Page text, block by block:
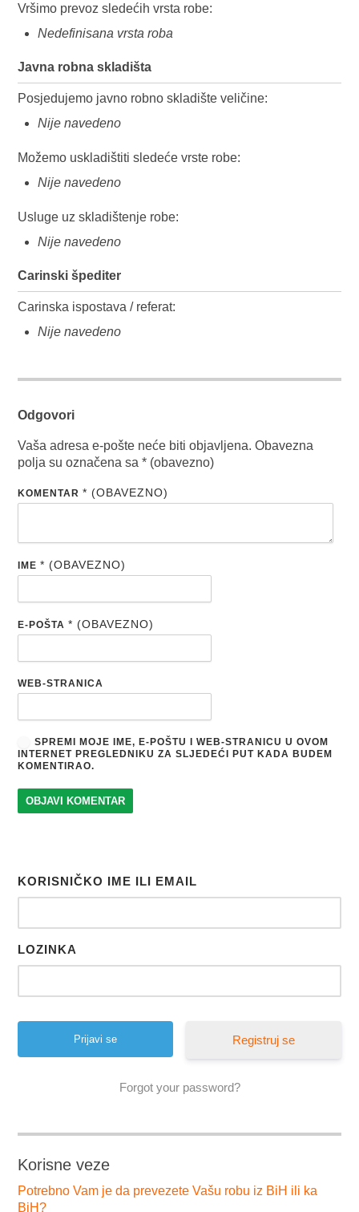
Vršimo prevoz sledećih vrsta robe:
Nedefinisana vrsta roba
Javna robna skladišta
Posjedujemo javno robno skladište veličine:
Nije navedeno
Možemo uskladištiti sledeće vrste robe:
Nije navedeno
Usluge uz skladištenje robe:
Nije navedeno
Carinski špediter
Carinska ispostava / referat:
Nije navedeno
Odgovori
Vaša adresa e-pošte neće biti objavljena. Obavezna
polja su označena sa* (obavezno)
KOMENTAR* (OBAVEZNO)
IME* (OBAVEZNO)
E-POŠTA* (OBAVEZNO)
WEB-STRANICA
SPREMI MOJE IME, E-POŠTU I WEB-STRANICU U OVOM
INTERNET PREGLEDNIKU ZA SLJEDEĆI PUT KADA BUDEM
KOMENTIRAO.
KORISNIČKO IME ILI EMAIL
LOZINKA
Registruj se
Forgot your password?
Korisne veze
Potrebno Vam je da prevezete Vašu robu iz BiH ili ka
BiH?